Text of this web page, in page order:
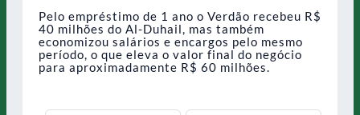
Pelo empréstimo de 1 ano o Verdão recebeu R$
40 milhões do Al-Duhail, mas também
economizou salários e encargos pelo mesmo
período, o que eleva o valor final do negócio
para aproximadamente R$ 60 milhões.